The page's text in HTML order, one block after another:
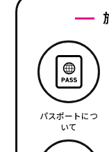
パスポートにつ
いて